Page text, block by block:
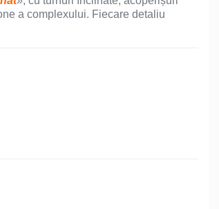
a complexului. Fiecare detaliu